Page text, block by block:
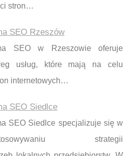
stron…
SEO Rzeszów
SEO w Rzeszowie oferuje
usług, które mają na celu
internetowych…
SEO Siedlce
SEO Siedlce specjalizuje się w
strategii